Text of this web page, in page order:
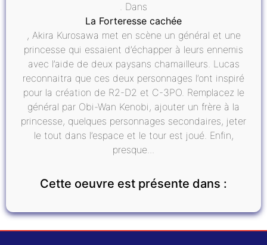
. Dans
La Forteresse cachée
, Akira Kurosawa met en scène un général et une
princesse qui essaient d’échapper à leurs ennemis
avec l’aide de deux paysans chamailleurs. Lucas
reconnaitra que ces deux personnages l’ont inspiré
pour la création de R2-D2 et C-3PO. Remplacez le
général par Obi-Wan Kenobi, ajouter un frère à la
princesse, quelques personnages secondaires, jeter
le tout dans l’espace et le tour est joué. Enfin,
presque...
Cette oeuvre est présente dans :